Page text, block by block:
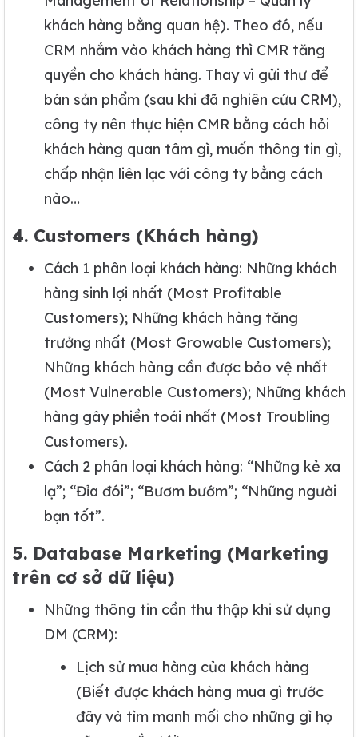
khách hàng bằng quan hệ). Theo đó, nếu
CRM nhắm vào khách hàng thì CMR tăng
quyền cho khách hàng. Thay vì gửi thư để
bán sản phẩm (sau khi đã nghiên cứu CRM),
công ty nên thực hiện CMR bằng cách hỏi
khách hàng quan tâm gì, muốn thông tin gì,
chấp nhận liên lạc với công ty bằng cách
nào…
4. Customers (Khách hàng)
Cách 1 phân loại khách hàng: Những khách
hàng sinh lợi nhất (Most Profitable
Customers); Những khách hàng tăng
trưởng nhất (Most Growable Customers);
Những khách hàng cần được bảo vệ nhất
(Most Vulnerable Customers); Những khách
hàng gây phiền toái nhất (Most Troubling
Customers).
Cách 2 phân loại khách hàng: “Những kẻ xa
lạ”; “Đỉa đói”; “Bươm bướm”; “Những người
bạn tốt”.
5. Database Marketing (Marketing
trên cơ sở dữ liệu)
Những thông tin cần thu thập khi sử dụng
DM (CRM):
Lịch sử mua hàng của khách hàng
(Biết được khách hàng mua gì trước
đây và tìm manh mối cho những gì họ